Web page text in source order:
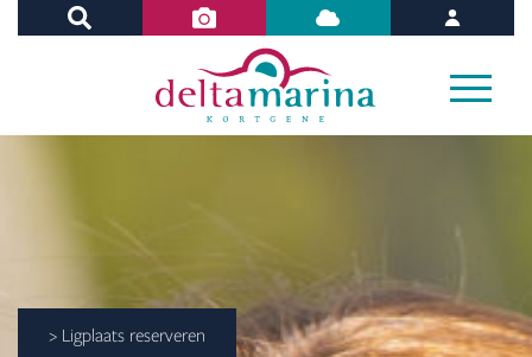
> Ligplaats reserveren